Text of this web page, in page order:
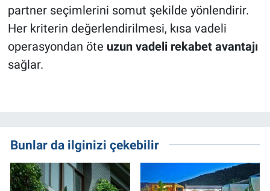
partner seçimlerini somut şekilde yönlendirir.
Her kriterin değerlendirilmesi, kısa vadeli
operasyondan öte uzun vadeli rekabet avantajı
sağlar.
Bunlar da ilginizi çekebilir